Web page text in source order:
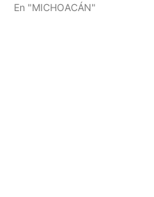
En "MICHOACÁN"